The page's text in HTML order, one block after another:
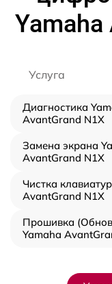
Yamaha
Услуга
Диагностика
AvantGrand N1X
Замена экрана
AvantGrand N1X
Чистка
AvantGrand N1X
Прошивка
Yamaha